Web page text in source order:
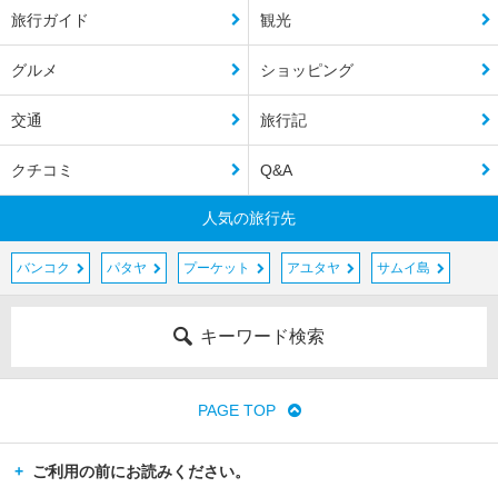
旅行ガイド 観光
グルメ ショッピング
交通 旅行記
クチコミ Q&A
人気の旅行先
バンコク パタヤ プーケット アユタヤ サムイ島
キーワード検索
PAGE TOP
ご利用の前にお読みください。